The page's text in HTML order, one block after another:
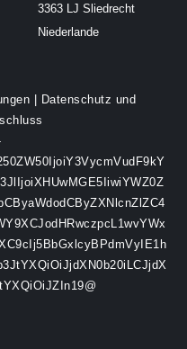
3363 LJ Sliedrecht
Niederlande
| Datenschutz und